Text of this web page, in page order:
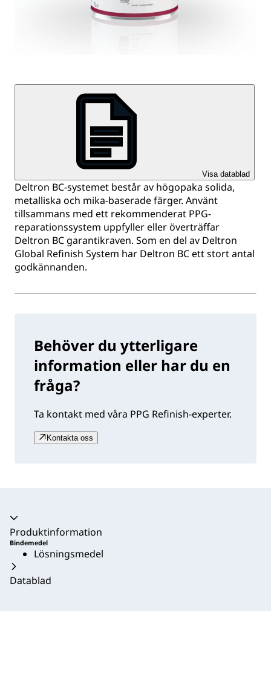
Visa datablad
Deltron BC-systemet består av högopaka solida,
metalliska och mika-baserade färger. Använt
tillsammans med ett rekommenderat PPG-
reparationssystem uppfyller eller överträffar
Deltron BC garantikraven. Som en del av Deltron
Global Refinish System har Deltron BC ett stort antal
godkännanden.
Behöver du ytterligare
information eller har du en
fråga?
Ta kontakt med våra PPG Refinish-experter.
Kontakta oss
Produktinformation
Bindemedel
Lösningsmedel
Datablad